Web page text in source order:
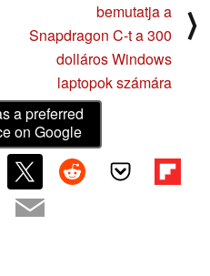
bemutatja a
Snapdragon C-t a 300
dolláros Windows
laptopok számára
⟩
a preferred
on Google